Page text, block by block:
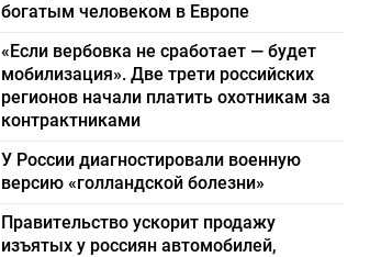
богатым человеком в Европе
«Если вербовка не сработает — будет
мобилизация». Две трети российских
регионов начали платить охотникам за
контрактниками
У России диагностировали военную
версию «голландской болезни»
Правительство ускорит продажу
изъятых у россиян автомобилей,